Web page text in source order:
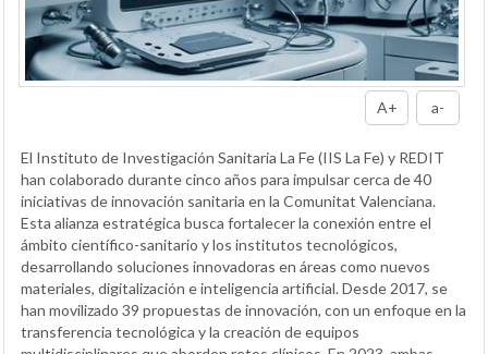
A+ a-
El Instituto de Investigación Sanitaria La Fe (IIS La Fe) y REDIT
han colaborado durante cinco años para impulsar cerca de 40
iniciativas de innovación sanitaria en la Comunitat Valenciana.
Esta alianza estratégica busca fortalecer la conexión entre el
ámbito científico-sanitario y los institutos tecnológicos,
desarrollando soluciones innovadoras en áreas como nuevos
materiales, digitalización e inteligencia artificial. Desde 2017, se
han movilizado 39 propuestas de innovación, con un enfoque en la
transferencia tecnológica y la creación de equipos